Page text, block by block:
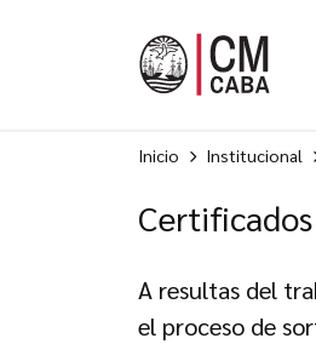
Inicio Institucional
A resultas del
el proceso de